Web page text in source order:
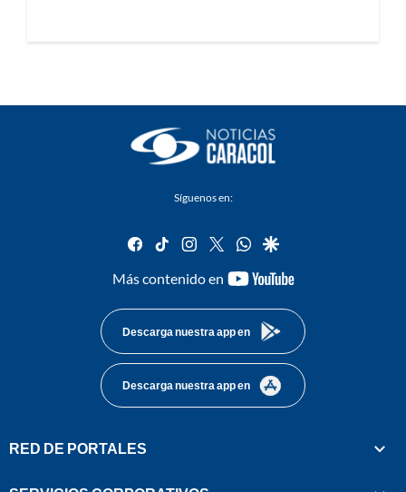
Síguenos en:
facebook
tiktok instagram
twitterwhatsapp
google
Más contenido en
youtube-
Descarga nuestra app en
Descarga nuestra app en
RED DE PORTALES